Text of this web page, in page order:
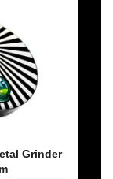
Grinder